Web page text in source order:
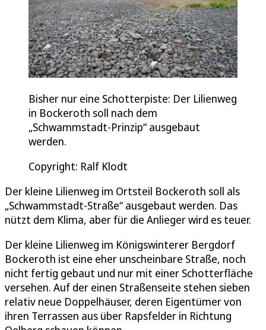
Bisher nur eine Schotterpiste: Der Lilienweg
in Bockeroth soll nach dem
„Schwammstadt-Prinzip“ ausgebaut
werden.
Copyright: Ralf Klodt
Der kleine Lilienweg im Ortsteil Bockeroth soll als
„Schwammstadt-Straße“ ausgebaut werden. Das
nützt dem Klima, aber für die Anlieger wird es teuer.
Der kleine Lilienweg im Königswinterer Bergdorf
Bockeroth ist eine eher unscheinbare Straße, noch
nicht fertig gebaut und nur mit einer Schotterfläche
versehen. Auf der einen Straßenseite stehen sieben
relativ neue Doppelhäuser, deren Eigentümer von
ihren Terrassen aus über Rapsfelder in Richtung